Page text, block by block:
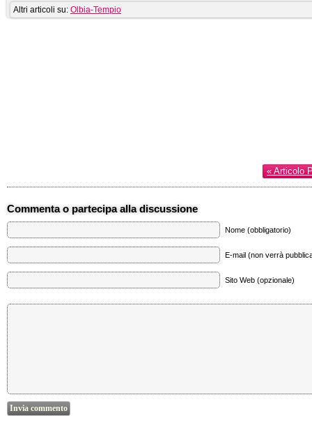
Altri articoli su: Olbia-Tempio
« Articolo
Commenta o partecipa alla discussione
Nome (obbligatorio)
E-mail (non verrà
Sito Web (opzionale)